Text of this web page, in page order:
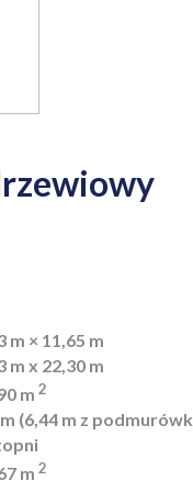
m × 11,65 m
m x 22,30 m
m 2
(6,44 m z
m 2